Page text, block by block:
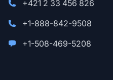
+421 2 33 456 826
+1-888-842-9508
+1-508-469-5208